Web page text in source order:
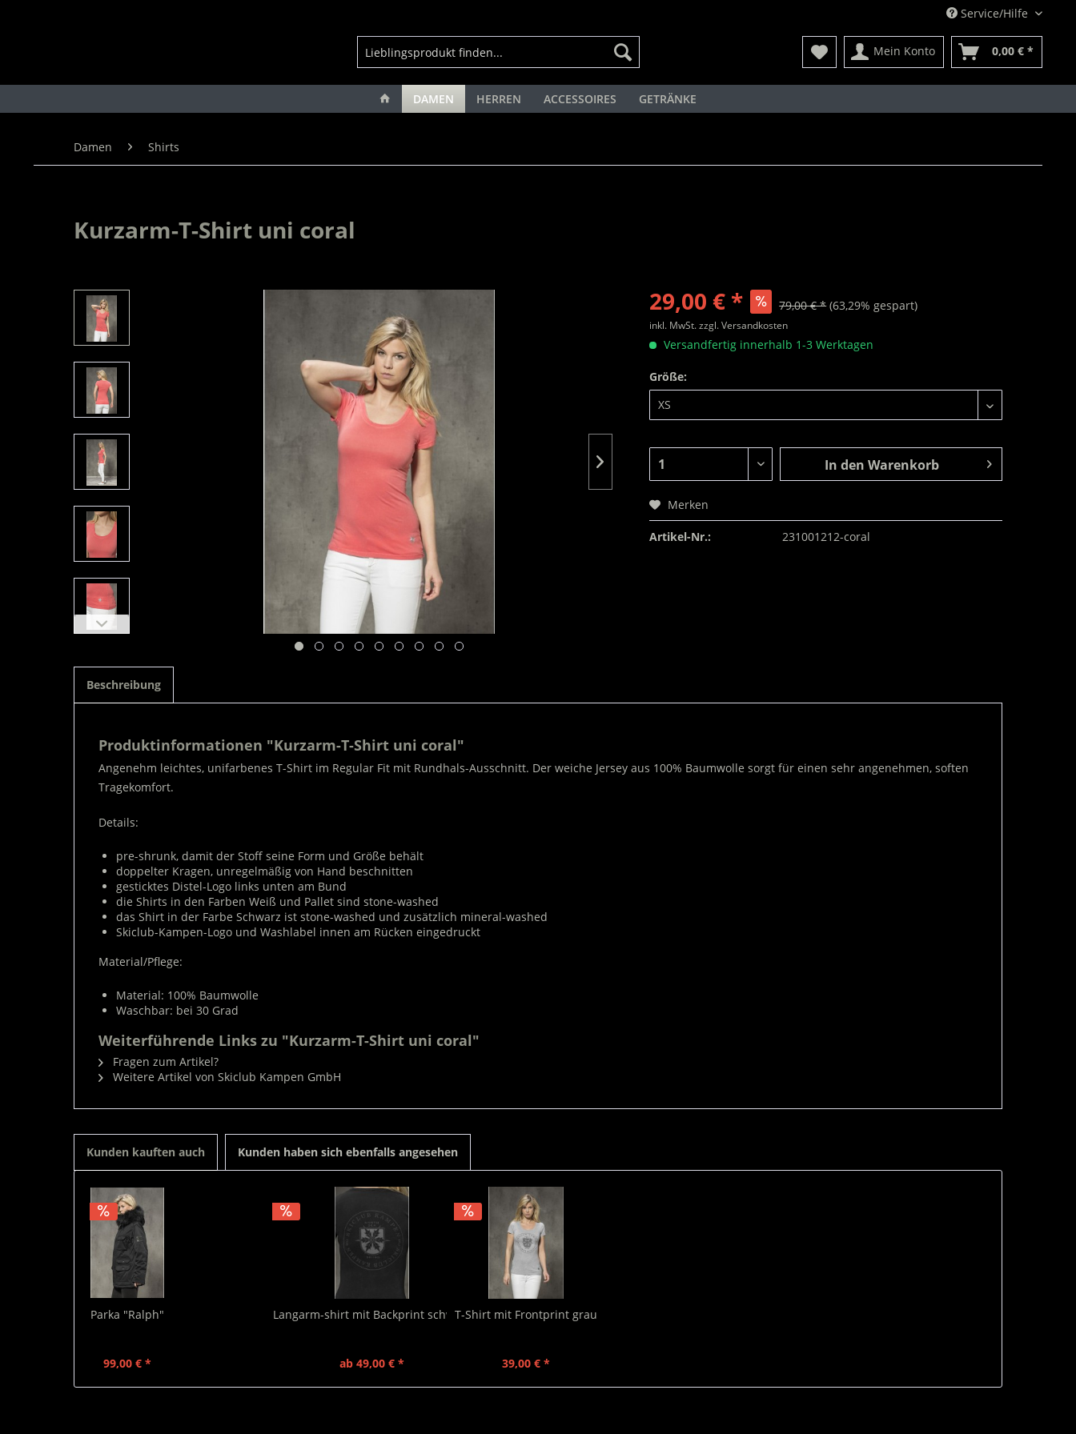
Service/Hilfe
Mein Konto 0,00 € *
DAMEN HERREN ACCESSOIRES GETRÄNKE
Damen Shirts
Kurzarm-T-Shirt uni coral
29,00 € * 79,00 € * (63,29% gespart)
inkl. MwSt.zzgl. Versandkosten
Versandfertig innerhalb 1-3 Werktagen
Größe:
In den Warenkorb
Merken
Artikel-Nr.: 231001212-coral
Beschreibung
Produktinformationen "Kurzarm-T-Shirt uni coral"
Angenehm leichtes, unifarbenes T-Shirt im Regular Fit mit Rundhals-Ausschnitt. Der weiche Jersey aus 100% Baumwolle sorgt für einen sehr angenehmen, soften
Tragekomfort.
Details:
pre-shrunk, damit der Stoff seine Form und Größe behält
doppelter Kragen, unregelmäßig von Hand beschnitten
gesticktes Distel-Logo links unten am Bund
die Shirts in den Farben Weiß und Pallet sind stone-washed
das Shirt in der Farbe Schwarz ist stone-washed und zusätzlich mineral-washed
Skiclub-Kampen-Logo und Washlabel innen am Rücken eingedruckt
Material/Pflege:
Material: 100% Baumwolle
Waschbar: bei 30 Grad
Weiterführende Links zu "Kurzarm-T-Shirt uni coral"
Fragen zum Artikel?
Weitere Artikel von Skiclub Kampen GmbH
Kunden kauften auch Kunden haben sich ebenfalls angesehen
Parka "Ralph"
99,00 € *
Langarm-shirt mit Backprint schwarz
ab 49,00 € *
T-Shirt mit Frontprint grau
39,00 € *